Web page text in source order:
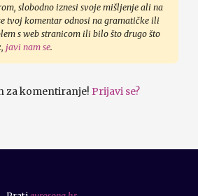
slobodno iznesi svoje mišljenje ali na
tvoj komentar odnosi na gramatičke ili
s web stranicom ili bilo što drugo što
javi nam se.
za komentiranje! Prijavi se?